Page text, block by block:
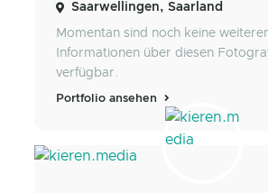
Saarwellingen, Saarland
Momentan sind noch keine
Informationen über diesen
verfügbar.
Portfolio ansehen